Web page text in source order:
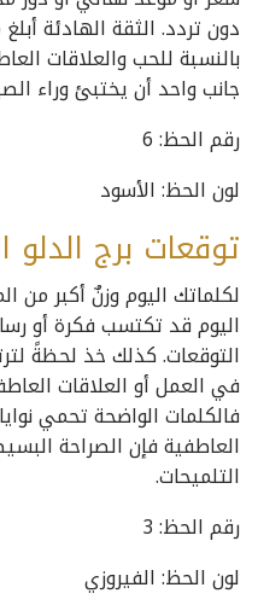
دون تردد. الثقة الهادئة
بالنسبة للحب والعلاقات
جانب واحد أن يختبئ وراء
رقم الحظ: 6
لون الحظ: الأسود
توقعات برج الدلو
لكلماتك اليوم وزنٌ أكبر من
اليوم قد تكتسب فكرة أو
التوقعات. كذلك خذ لحظةً
في العمل أو العلاقات
فالكلمات الواضحة تحمي
العاطفية فإن الصراحة
التلميحات.
رقم الحظ: 3
لون الحظ: الفيروزي